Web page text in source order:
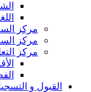
مركز
مركز
مركز
القبول و